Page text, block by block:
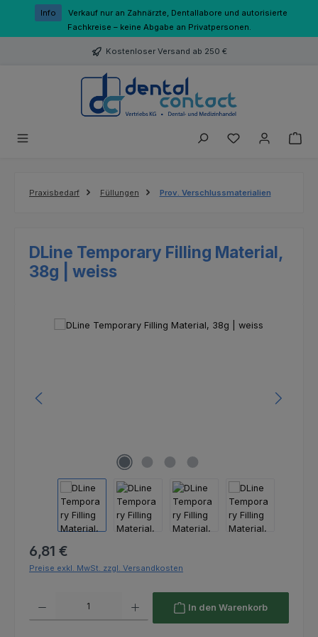
Zum Hauptinhalt springen
Info
Verkauf nur an Zahnärzte, Dentallabore und autorisierte
Fachkreise – keine Abgabe an Privatpersonen.
Kostenloser Versand ab 250 €
Du hast 0
Praxisbedarf Füllungen Prov. Verschlussmaterialien
DLine Temporary Filling Material,
38g | weiss
Bildergalerie überspringen
Regulärer Preis:
6,81 €
Preise exkl. MwSt. zzgl. Versandkosten
In den Warenkorb